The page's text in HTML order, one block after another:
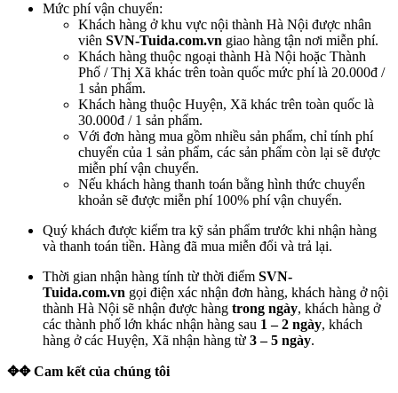
Mức phí vận chuyển:
Khách hàng ở khu vực nội thành Hà Nội được nhân
viên SVN-Tuida.com.vn giao hàng tận nơi miễn phí.
Khách hàng thuộc ngoại thành Hà Nội hoặc Thành
Phố / Thị Xã khác trên toàn quốc mức phí là 20.000đ /
1 sản phẩm.
Khách hàng thuộc Huyện, Xã khác trên toàn quốc là
30.000đ / 1 sản phẩm.
Với đơn hàng mua gồm nhiều sản phẩm, chỉ tính phí
chuyển của 1 sản phẩm, các sản phẩm còn lại sẽ được
miễn phí vận chuyển.
Nếu khách hàng thanh toán bằng hình thức chuyển
khoản sẽ được miễn phí 100% phí vận chuyển.
Quý khách được kiểm tra kỹ sản phẩm trước khi nhận hàng
và thanh toán tiền. Hàng đã mua miễn đổi và trả lại.
Thời gian nhận hàng tính từ thời điểm SVN-
Tuida.com.vn gọi điện xác nhận đơn hàng, khách hàng ở nội
thành Hà Nội sẽ nhận được hàng trong ngày, khách hàng ở
các thành phố lớn khác nhận hàng sau 1 – 2 ngày, khách
hàng ở các Huyện, Xã nhận hàng từ 3 – 5 ngày.
✥✥ Cam kết của chúng tôi